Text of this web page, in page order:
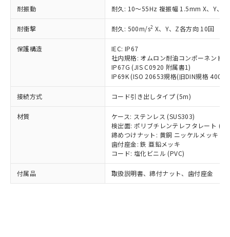
耐振動 耐久: 10～55Hz 複振幅 1.5mm X、Y、Z
耐衝撃 耐久: 500m/s2 X、Y、Z各方向 10回
保護構造
IEC: IP67
社内規格: オムロン耐油コンポーネント
IP67G (JIS C0920 附属書1)
IP69K (ISO 20653規格(旧DIN規格
接続方式 コード引き出しタイプ (5m)
材質
ケース: ステンレス (SUS303)
検出面: ポリブチレンテレフタレート
締めつけナット: 黄銅 ニッケルメッキ
歯付座金: 鉄 亜鉛メッキ
コード: 塩化ビニル (PVC)
付属品 取扱説明書、締付ナット、歯付座金
タに基づき作成されるものであり、閲
覧された時点での実際の在庫および標
準価格とは異なる場合があることをご
了承ください。
正式な納期状況および標準価格はお客
様のお取引先、またはお客様担当のオ
ムロン制御機器販売店・当社販売員に
ご相談ください。
オムロン制御機器販売店や当社販売拠
販売ネットワーク
」をご確認
在庫状況および標準価格結果を当社の
事前の承諾なく第三者に漏洩または開
示しないようお願いします。
マイパーツ機能（部品リスト作成サー
ビス）をご利用いただくには、I-Web
メンバーズにご登録されている必要が
*EU RoHS指令（10物質）：
鉛(Pb) 1000ppm以下、 水銀(Hg) 1000ppm以下、 カド
ミウム(Cd) 100ppm以下、
六価クロム(Cr(Ⅵ)) 1000ppm以下、ポリ臭化ビフェニル
ル) (DEHP)(別名：DOP) 1000ppm以下、フタル酸ブチ
ルベンジル（BBP） 1000ppm以下、フタル酸ジブチル
（DBP） 1000ppm以下、フタル酸ジイソブチル
但し、RoHS指令で産業用監視および制御機器に対する
フタル酸エステル類の４物質については閾値を超える意
図的な使用がないことを確認しています。
部品在庫の切り替え状況などにより、予定
月が前後することがあります。
*中国RoHS10物質の基準値 (GB/T26572)：
Pb(鉛) :1000ppm、 Hg(水銀) : 1000ppm、 Cd(カドミウ
Cr(Ⅵ)(六価クロム) : 1000ppm、 PBBs(ポリ臭化ビフェ
ニル類) : 1000ppm、 PBDEs(ポリ臭化ジフェニルエーテ
ル類) : 1000ppm、
DBP(フタル酸ジブチル) : 1000ppm、 DIBP(フタル酸ジ
イソブチル) : 1000ppm、 BBP(フタル酸ブチルベンジ
DEHP(フタル酸ビス(2-エチルヘキシル)) : 1000ppm
※2 環境保護使用期限
「ｅ」：有害物質（10物質）のすべてが基
準値以下であることを示します。
「10」：通常の使用状況下において有害物
質が外部に漏えいし、環境に深刻な影響を
及ぼさない年数を意味します。
または国外への提供する場合は、日本
国政府の輸出許可(または役務取引許
可)を取得するなどの必要な手続きを
当社は規制貨物を破棄する場合は、完
全に破砕するなど、違法に輸出されな
いよう必要な手段を講じます。
当社は貴社製品を、核兵器、ミサイ
ル、化学兵器、生物兵器またはその他
武器並びにこれらの製造装置等に一切
使用いたしません。
当社は、貴社製品を第三者に販売する
場合は、上記1、2および3の内容を当
該第三者に通知します。また当社は、
販売先および販売に係わる関係者が違
法に輸出するおそれがある場合は、取
り引きをいたしません。
一定数以上の在庫あり
一定数には満たないが在庫あり
在庫なし(最新の在庫状況につ
いては、お客様のお取引先、ま
たはお客様担当のオムロン制御
機器販売店・当社販売員にご確
認ください)
受注生産機種、また在庫状況の
情報を公開していない機種